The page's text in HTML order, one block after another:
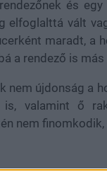
és
elfoglalttá vált
maradt, a
a rendező is
nem újdonság a
valamint ő
nem